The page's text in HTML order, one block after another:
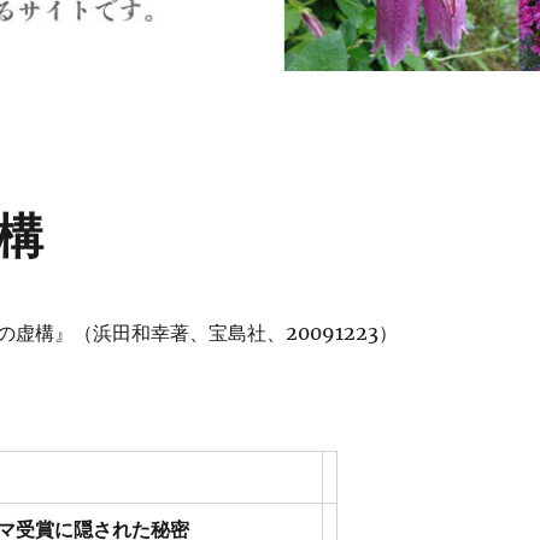
虚構』（浜田和幸著、宝島社、20091223）
受賞に隠された秘密